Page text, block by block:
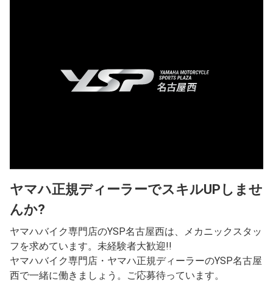
ヤマハ正規ディーラーでスキルUPしませ
んか?
ヤマハバイク専門店のYSP名古屋西は、メカニックスタッ
フを求めています。未経験者大歓迎!!
ヤマハバイク専門店・ヤマハ正規ディーラーのYSP名古屋
西で一緒に働きましょう。ご応募待っています。